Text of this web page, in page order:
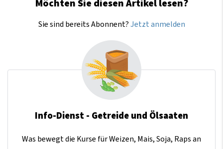
Möchten Sie diesen Artikel lesen?
Sie sind bereits Abonnent?Jetzt anmelden
Info-Dienst - Getreide und Ölsaaten
Was bewegt die Kurse für Weizen, Mais, Soja, Raps an